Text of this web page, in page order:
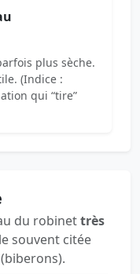
plus sèche.
(Indice :
qui “tire”
du robinettrès
souvent citée